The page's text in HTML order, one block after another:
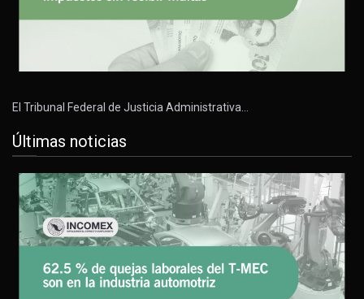
El Tribunal Federal de Justicia Administrativa…
Últimas noticias